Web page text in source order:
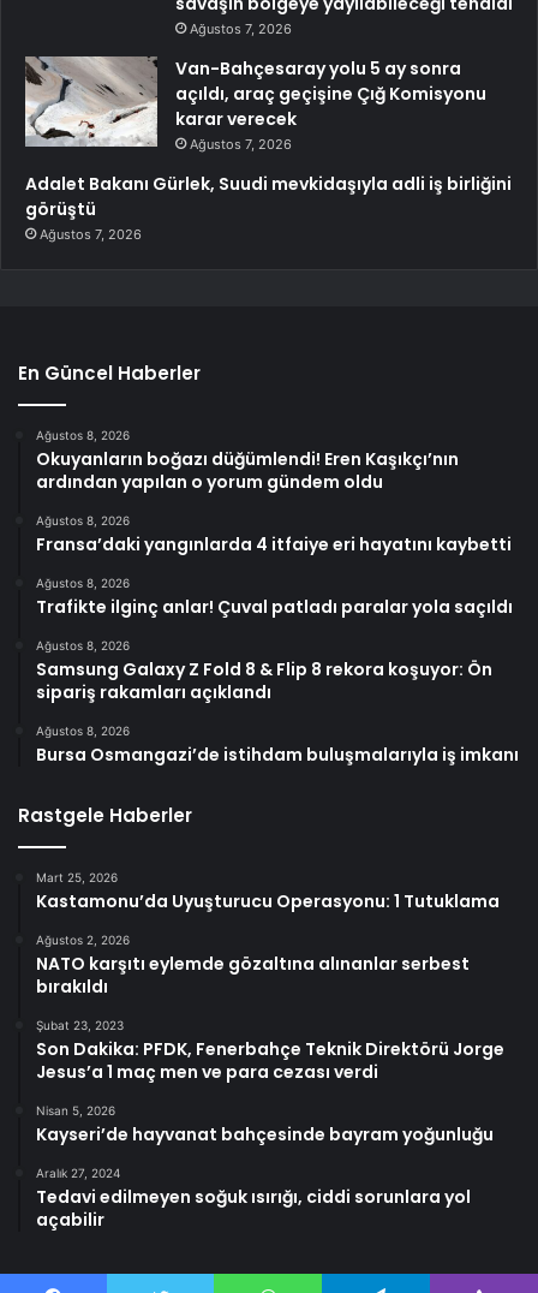
Ağustos 7, 2026
Van-Bahçesaray yolu 5 ay sonra
açıldı, araç geçişine Çığ Komisyonu
karar verecek
Ağustos 7, 2026
Adalet Bakanı Gürlek, Suudi mevkidaşıyla adli iş birliğini
görüştü
Ağustos 7, 2026
En Güncel Haberler
Ağustos 8, 2026
Okuyanların boğazı düğümlendi! Eren Kaşıkçı’nın
ardından yapılan o yorum gündem oldu
Ağustos 8, 2026
Fransa’daki yangınlarda 4 itfaiye eri hayatını kaybetti
Ağustos 8, 2026
Trafikte ilginç anlar! Çuval patladı paralar yola saçıldı
Ağustos 8, 2026
Samsung Galaxy Z Fold 8 & Flip 8 rekora koşuyor: Ön
sipariş rakamları açıklandı
Ağustos 8, 2026
Bursa Osmangazi’de istihdam buluşmalarıyla iş imkanı
Rastgele Haberler
Mart 25, 2026
Kastamonu’da Uyuşturucu Operasyonu: 1 Tutuklama
Ağustos 2, 2026
NATO karşıtı eylemde gözaltına alınanlar serbest
bırakıldı
Şubat 23, 2023
Son Dakika: PFDK, Fenerbahçe Teknik Direktörü Jorge
Jesus’a 1 maç men ve para cezası verdi
Nisan 5, 2026
Kayseri’de hayvanat bahçesinde bayram yoğunluğu
Aralık 27, 2024
Tedavi edilmeyen soğuk ısırığı, ciddi sorunlara yol
açabilir